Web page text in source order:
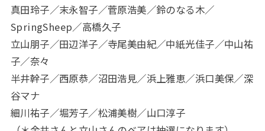
真田玲子／末永智子／菅原浩美／鈴のなる木／
SpringSheep／高橋久子
立山朋子／田辺洋子／寺尾美由紀／中紙光佳子／中山祐
子／奈々
半井幹子／西原恭／沼田浩見／浜上雅恵／浜口美保／深
谷マナ
細川祐子／堀芳子／松浦美樹／山口淳子